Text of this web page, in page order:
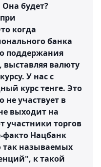
будет?
когда
банка
поддержания
валюту
У нас с
курс тенге. Это
не участвует в
выходит на
участники торгов
Нацбанк
так называемых
к такой